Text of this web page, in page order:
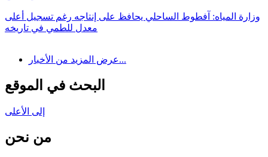
وزارة المياه: آفطوط الساحلي يحافظ على إنتاجه رغم تسجيل أعلى
معدل للطمي في تاريخه
عرض المزيد من الأخبار...
البحث في الموقع
إلى الأعلى
من نحن